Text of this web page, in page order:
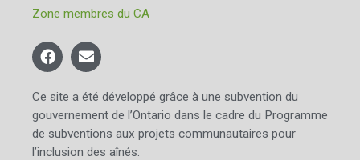
Zone membres du CA
Ce site a été développé grâce à une subvention du
gouvernement de l’Ontario dans le cadre du Programme
de subventions aux projets communautaires pour
l’inclusion des aînés.